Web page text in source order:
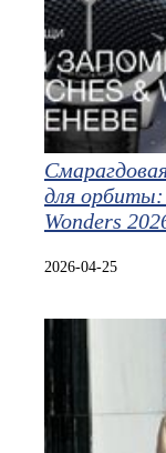
для
Wonders
2026-04-25